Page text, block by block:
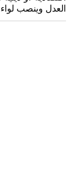
العدل وينصب